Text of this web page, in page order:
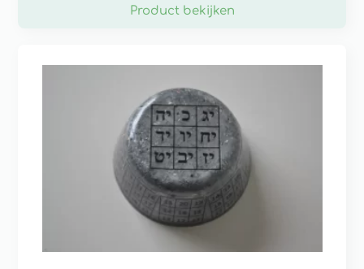
Product bekijken